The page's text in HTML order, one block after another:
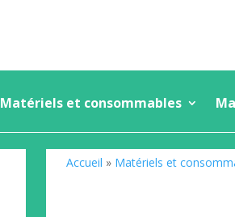
Matériels et consommables
Accueil » Matériels et